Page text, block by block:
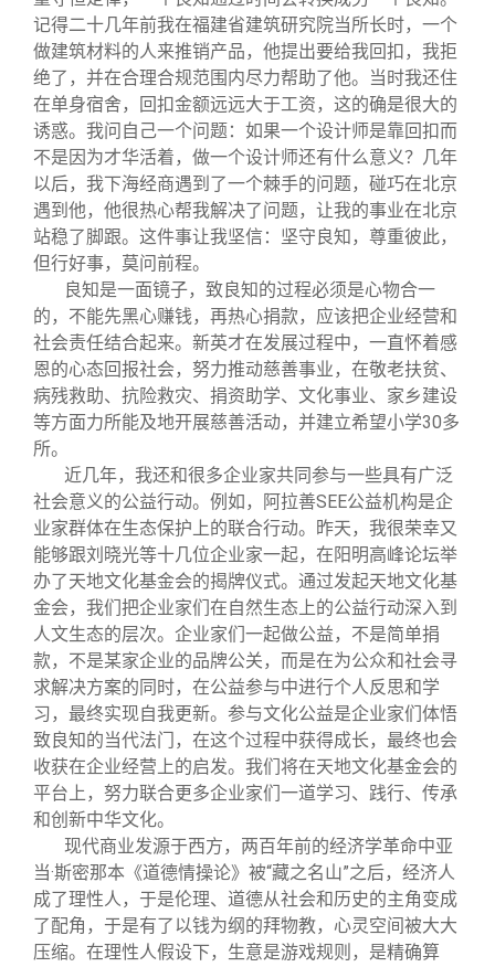
记得二十几年前我在福建省建筑研究院当所长时，一个
做建筑材料的人来推销产品，他提出要给我回扣，我拒
绝了，并在合理合规范围内尽力帮助了他。当时我还住
在单身宿舍，回扣金额远远大于工资，这的确是很大的
诱惑。我问自己一个问题：如果一个设计师是靠回扣而
不是因为才华活着，做一个设计师还有什么意义？几年
以后，我下海经商遇到了一个棘手的问题，碰巧在北京
遇到他，他很热心帮我解决了问题，让我的事业在北京
站稳了脚跟。这件事让我坚信：坚守良知，尊重彼此，
但行好事，莫问前程。
良知是一面镜子，致良知的过程必须是心物合一
的，不能先黑心赚钱，再热心捐款，应该把企业经营和
社会责任结合起来。新英才在发展过程中，一直怀着感
恩的心态回报社会，努力推动慈善事业，在敬老扶贫、
病残救助、抗险救灾、捐资助学、文化事业、家乡建设
等方面力所能及地开展慈善活动，并建立希望小学30多
所。
近几年，我还和很多企业家共同参与一些具有广泛
社会意义的公益行动。例如，阿拉善SEE公益机构是企
业家群体在生态保护上的联合行动。昨天，我很荣幸又
能够跟刘晓光等十几位企业家一起，在阳明高峰论坛举
办了天地文化基金会的揭牌仪式。通过发起天地文化基
金会，我们把企业家们在自然生态上的公益行动深入到
人文生态的层次。企业家们一起做公益，不是简单捐
款，不是某家企业的品牌公关，而是在为公众和社会寻
求解决方案的同时，在公益参与中进行个人反思和学
习，最终实现自我更新。参与文化公益是企业家们体悟
致良知的当代法门，在这个过程中获得成长，最终也会
收获在企业经营上的启发。我们将在天地文化基金会的
平台上，努力联合更多企业家们一道学习、践行、传承
和创新中华文化。
现代商业发源于西方，两百年前的经济学革命中亚
当·斯密那本《道德情操论》被“藏之名山”之后，经济人
成了理性人，于是伦理、道德从社会和历史的主角变成
了配角，于是有了以钱为纲的拜物教，心灵空间被大大
压缩。在理性人假设下，生意是游戏规则，是精确算